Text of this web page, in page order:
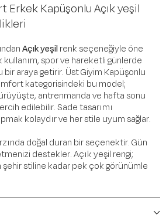
Kapüşonlu Açık yeşil
Açık yeşilrenk seçeneğiyle öne
kullanım, spor ve hareketli günlerde
bir araya getirir. Üst Giyim Kapüşonlu
kategorisindeki bu model;
antrenmanda ve hafta sonu
edilebilir. Sade tasarımı
kolaydır ve her stile uyum sağlar.
doğal duran bir seçenektir. Gün
destekler. Açık yeşil rengi;
stiline kadar pek çok görünümle